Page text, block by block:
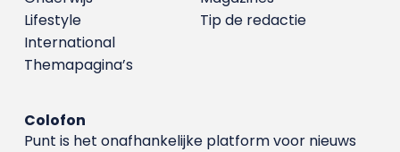
Tip de redactie
Lifestyle
International
Themapagina’s
Colofon
Punt is het onafhankelijke platform voor nieuws